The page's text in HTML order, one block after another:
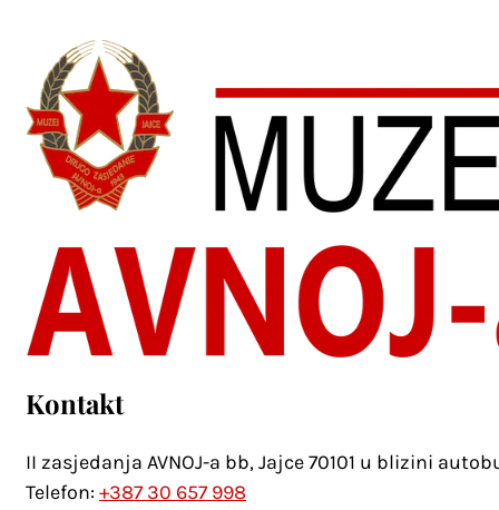
Kontakt
II zasjedanja AVNOJ-a bb, Jajce 70101 u blizini
Telefon: +387 30 657 998